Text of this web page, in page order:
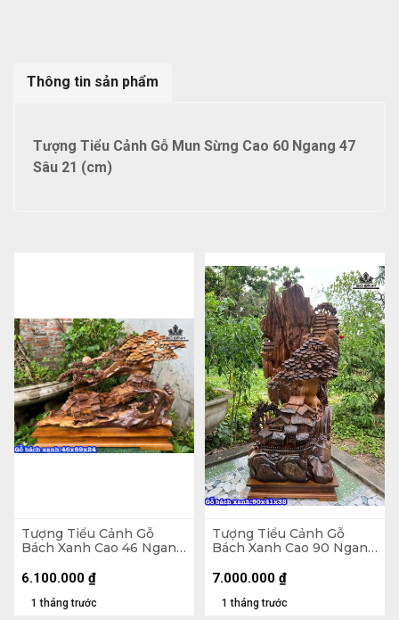
Thông tin sản phẩm
Tượng Tiểu Cảnh Gỗ Mun Sừng Cao 60 Ngang 47
Sâu 21 (cm)
Tượng Tiểu Cảnh Gỗ
Bách Xanh Cao 46 Ngang
1 tháng trước
6.100.000 ₫
Tượng Tiểu Cảnh Gỗ
Bách Xanh Cao 90 Ngang
1 tháng trước
7.000.000 ₫